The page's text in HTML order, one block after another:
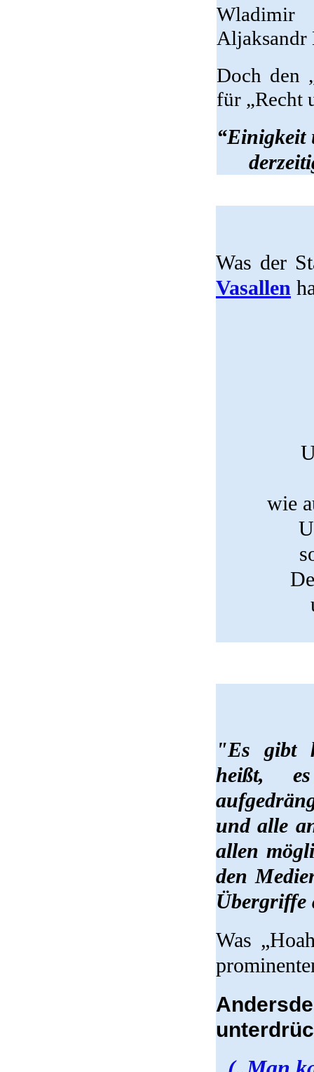
Aljaksandr
Doch den
für „Recht
“Einigkeit
Was der
Vasallen
wie
"Es gibt
heißt,
und alle
allen
den
Übergriffe
Was